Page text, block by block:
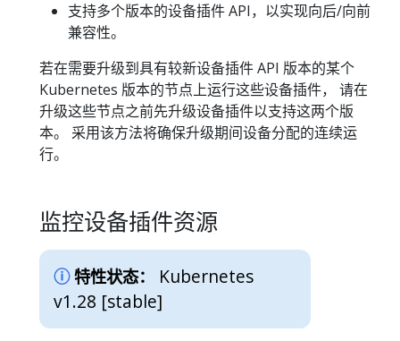
支持多个版本的设备插件 API，以实现向后/向前
兼容性。
若在需要升级到具有较新设备插件 API 版本的某个
Kubernetes 版本的节点上运行这些设备插件， 请在
升级这些节点之前先升级设备插件以支持这两个版
本。 采用该方法将确保升级期间设备分配的连续运
行。
监控设备插件资源
特性状态：
Kubernetes
v1.28 [stable]